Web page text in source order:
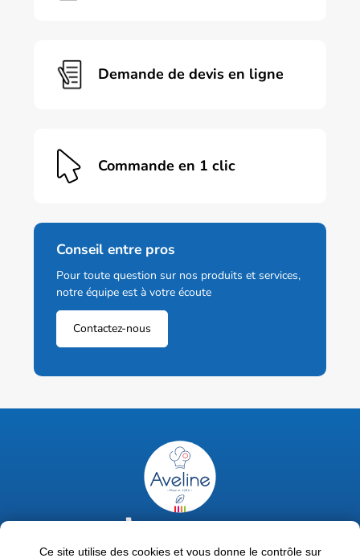
Demande de devis en ligne
Commande en 1 clic
Conseil entre pros
Pour toute question sur nos produits et services,
notre équipe est à votre écoute
Contactez-nous
02 47 63 18 92
contact@avelinepro.fr
Ce site utilise des cookies et vous donne le contrôle sur